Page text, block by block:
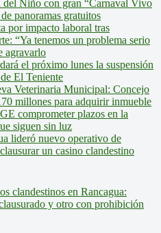
del Niño con gran “Carnaval Vivo
panoramas gratuitos
por impacto laboral tras
“Ya tenemos un problema serio
agravarlo
el próximo lunes la suspensión
El Teniente
Veterinaria Municipal: Concejo
millones para adquirir inmueble
comprometer plazos en la
siguen sin luz
lideró nuevo operativo de
un casino clandestino